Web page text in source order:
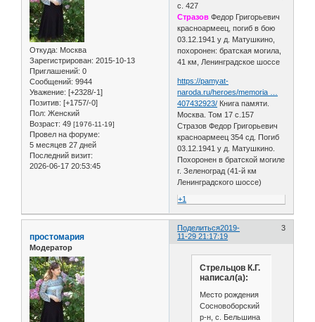
Откуда: Москва
Зарегистрирован: 2015-10-13
Приглашений: 0
Сообщений: 9944
Уважение: [+2328/-1]
Позитив: [+1757/-0]
Пол: Женский
Возраст: 49 [1976-11-19]
Провел на форуме:
5 месяцев 27 дней
Последний визит:
2026-06-17 20:53:45
с. 427
Стразов Федор Григорьевич
красноармеец, погиб в бою
03.12.1941 у д. Матушкино,
похоронен: братская могила,
41 км, Ленинградское шоссе
https://pamyat-
naroda.ru/heroes/memoria …
407432923/ Книга памяти.
Москва. Том 17 с.157
Стразов Федор Григорьевич
красноармеец 354 сд. Погиб
03.12.1941 у д. Матушкино.
Похоронен в братской могиле
г. Зеленоград (41-й км
Ленинградского шоссе)
+1
Поделиться 3
2019-
11-29 21:17:19
простомария
Модератор
Стрельцов К.Г.
написал(а):
Место рождения
Сосновоборский
р-н, с. Бельшина